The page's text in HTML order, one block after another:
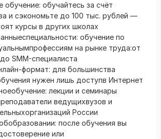
обучение: обучайтесь за счёт
и сэкономьте до 100 тыс. рублей —
курсы в других школах
обучение по
на рынке труда:от
SMM-специалиста
формат: для большинства
нужен лишь доступв Интернет
лекции и семинары
ведущихвузов и
России
после обучения вы
или